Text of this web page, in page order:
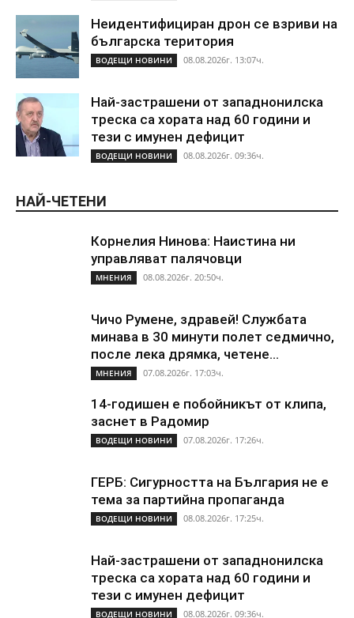
Неидентифициран дрон се взриви на
българска територия
ВОДЕЩИ НОВИНИ 08.08.2026г. 13:07ч.
Най-застрашени от западнонилска
треска са хората над 60 години и
тези с имунен дефицит
ВОДЕЩИ НОВИНИ 08.08.2026г. 09:36ч.
НАЙ-ЧЕТЕНИ
Корнелия Нинова: Наистина ни
управляват палячовци
МНЕНИЯ 08.08.2026г. 20:50ч.
Чичо Румене, здравей! Службата
минава в 30 минути полет седмично,
после лека дрямка, четене...
МНЕНИЯ 07.08.2026г. 17:03ч.
14-годишен е побойникът от клипа,
заснет в Радомир
ВОДЕЩИ НОВИНИ 07.08.2026г. 17:26ч.
ГЕРБ: Сигурността на България не е
тема за партийна пропаганда
ВОДЕЩИ НОВИНИ 08.08.2026г. 17:25ч.
Най-застрашени от западнонилска
треска са хората над 60 години и
тези с имунен дефицит
ВОДЕЩИ НОВИНИ 08.08.2026г. 09:36ч.